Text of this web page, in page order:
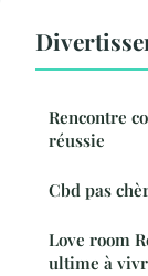
Rencontre
réussie
Cbd pas
Love room
ultime à